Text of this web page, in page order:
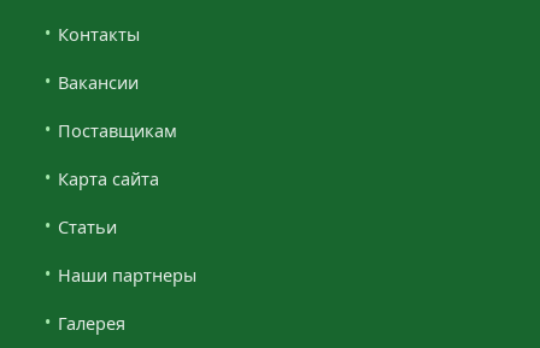
Контакты
Вакансии
Поставщикам
Карта сайта
Статьи
Наши партнеры
Галерея